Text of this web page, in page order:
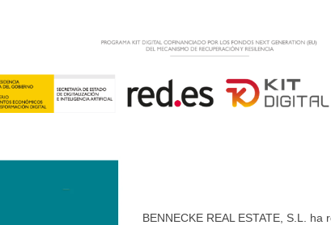
BENNECKE REAL ESTATE, S.L.